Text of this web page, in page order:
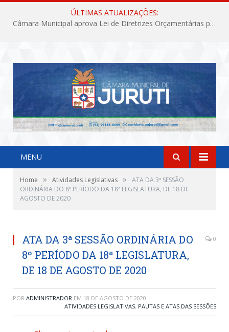
ÚLTIMAS ATUALIZAÇÕES:
Câmara Municipal aprova Lei de Diretrizes Orçamentárias para o exercício financeiro de 2027
MENU
Home » Atividades Legislativas »
ATA DA 3ª SESSÃO
ORDINÁRIA DO 8º PERÍODO DA 18ª LEGISLATURA, DE 18 DE
AGOSTO DE 2020
ATA DA 3ª SESSÃO ORDINÁRIA DO
8º PERÍODO DA 18ª LEGISLATURA,
DE 18 DE AGOSTO DE 2020
0
POR ADMINISTRADOR EM 18 DE AGOSTO DE 2020
ATIVIDADES LEGISLATIVAS, PAUTAS E ATAS DAS SESSÕES